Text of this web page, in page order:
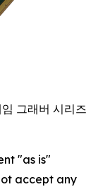
그래버 시리즈
"as is"
accept any